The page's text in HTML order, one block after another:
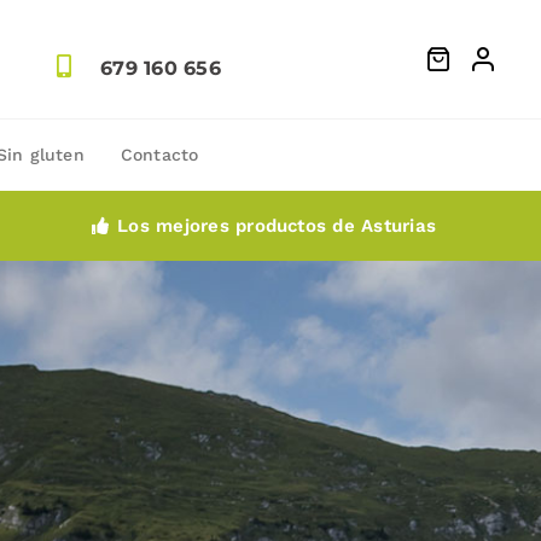
679 160 656
gluten Contacto
Los mejores productos de Asturias